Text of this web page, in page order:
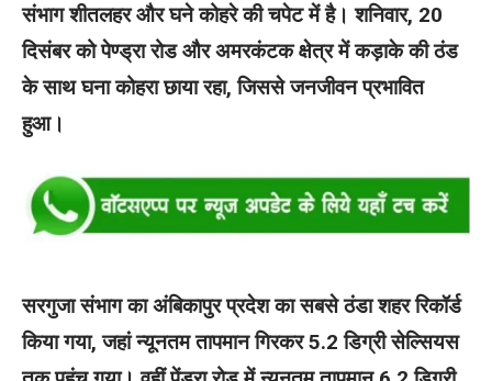
संभाग शीतलहर और घने कोहरे की चपेट में है। शनिवार, 20
दिसंबर को पेण्ड्रा रोड और अमरकंटक क्षेत्र में कड़ाके की ठंड
के साथ घना कोहरा छाया रहा, जिससे जनजीवन प्रभावित
हुआ।
सरगुजा संभाग का अंबिकापुर प्रदेश का सबसे ठंडा शहर रिकॉर्ड
किया गया, जहां न्यूनतम तापमान गिरकर 5.2 डिग्री सेल्सियस